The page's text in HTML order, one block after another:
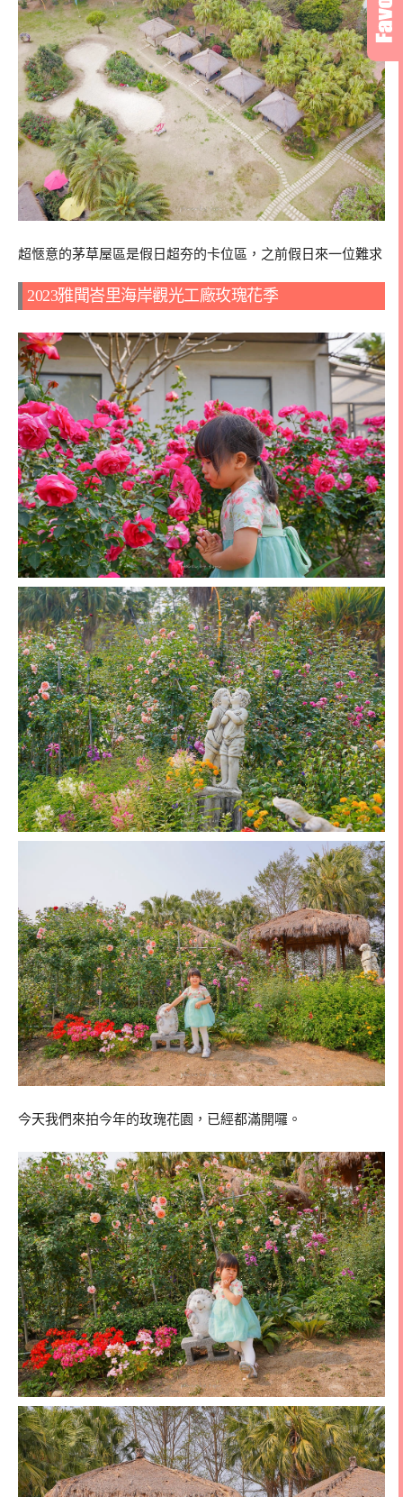
超愜意的茅草屋區是假日超夯的卡位區，之前假日來一位難求
2023雅聞峇里海岸觀光工廠玫瑰花季
今天我們來拍今年的玫瑰花園，已經都滿開囉。